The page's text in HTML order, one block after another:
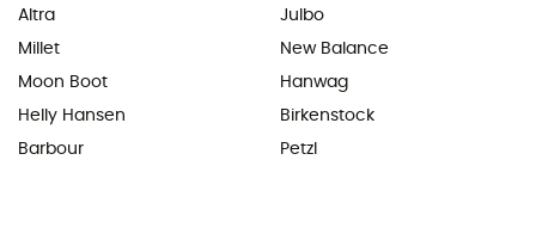
Altra
Millet
Moon Boot
Helly Hansen
Barbour
Julbo
New Balance
Hanwag
Birkenstock
Petzl